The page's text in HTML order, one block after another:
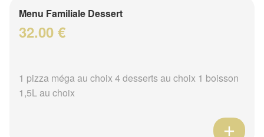
Menu Familiale Dessert
32.00 €
1 pizza méga au choix 4 desserts au choix 1 boisson
1,5L au choix